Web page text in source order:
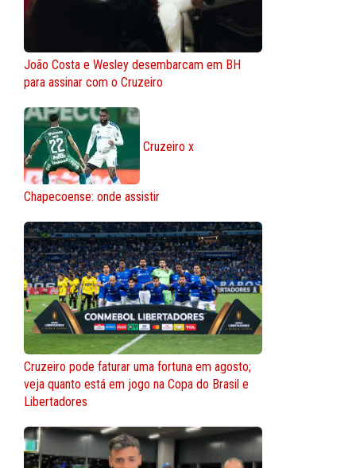
João Costa e Wesley desembarcam em BH
para assinar com o Cruzeiro
Cruzeiro x
Chapecoense: onde assistir
Cruzeiro pode faturar uma fortuna em agosto;
veja quanto está em jogo na Copa do Brasil e
Libertadores